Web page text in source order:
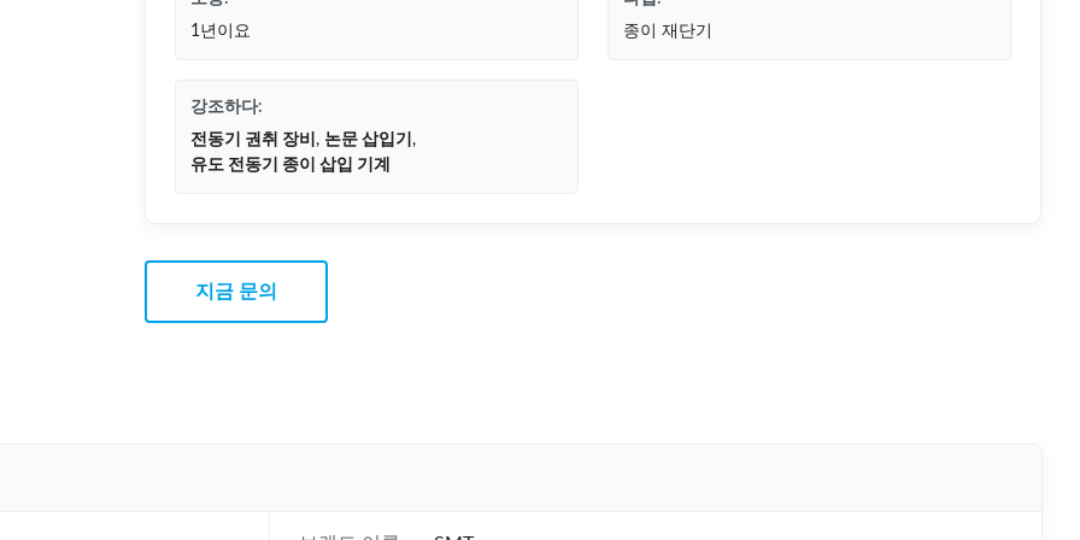
1년이요
종이 재단기
강조하다:
전동기 권취 장비 , 논문 삽입기 ,
유도 전동기 종이 삽입 기계
지금 문의